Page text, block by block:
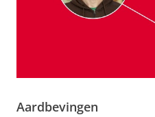
Aardbevingen